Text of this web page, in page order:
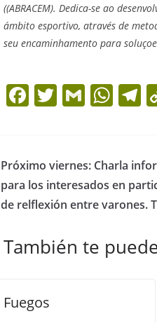
((ABRACEM). Dedica-se ao
ámbito esportivo, através de
seu encaminhamento para
F
e
b
o
k
T
er
G
l
W
s
A
p
T
a
Próximo viernes: Charla
para los interesados en
de relflexión entre varones.
También te
Fuegos